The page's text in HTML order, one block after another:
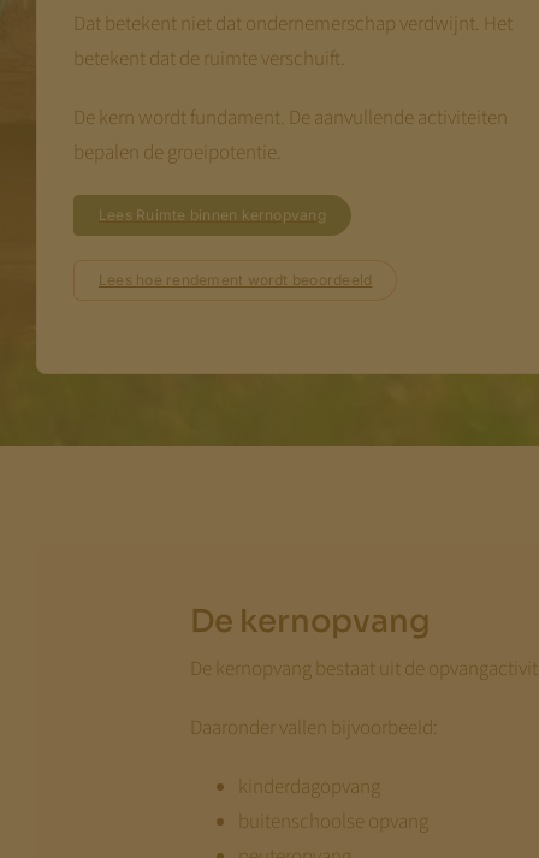
Dat betekent niet dat ondernemerschap verdwijnt. Het
betekent dat de ruimte verschuift.
De kern wordt fundament. De aanvullende activiteiten
bepalen de groeipotentie.
Lees Ruimte binnen kernopvang
Lees hoe rendement wordt beoordeeld
De kernopvang
De kernopvang bestaat uit de
Daaronder vallen bijvoorbeeld:
kinderdagopvang
buitenschoolse opvang